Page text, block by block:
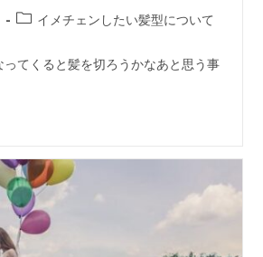
イメチェンしたい髪型について
ってくると髪を切ろうかなあと思う事